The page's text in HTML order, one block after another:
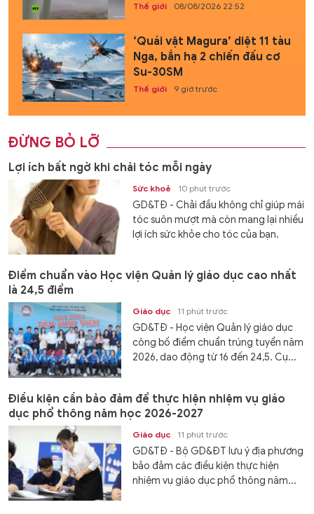
Thế giới 08/08/2026 22:52
‘Quái vật Magura’ diệt 11 tàu
Nga, bắn hạ 2 chiến đấu cơ
Su-30SM
Thế giới 9 giờ trước
ĐỪNG BỎ LỠ
Lợi ích bất ngờ khi chải tóc mỗi ngày
Sức khoẻ 10 phút trước
GD&TĐ - Chải đầu không chỉ giúp mái
tóc suôn mượt mà còn mang lại nhiều
lợi ích sức khỏe cho tóc của bạn.
Điểm chuẩn vào Học viện Quản lý giáo dục cao nhất
là 24,5 điểm
Giáo dục 11 phút trước
GD&TĐ - Học viện Quản lý giáo dục
công bố điểm chuẩn trúng tuyển năm
2026, dao động từ 16 đến 24,5. Cụ...
Điều kiện cần bảo đảm để thực hiện nhiệm vụ giáo
dục phổ thông năm học 2026-2027
Giáo dục 11 phút trước
GD&TĐ - Bộ GD&ĐT lưu ý địa phương
bảo đảm các điều kiện thực hiện
nhiệm vụ giáo dục phổ thông năm...